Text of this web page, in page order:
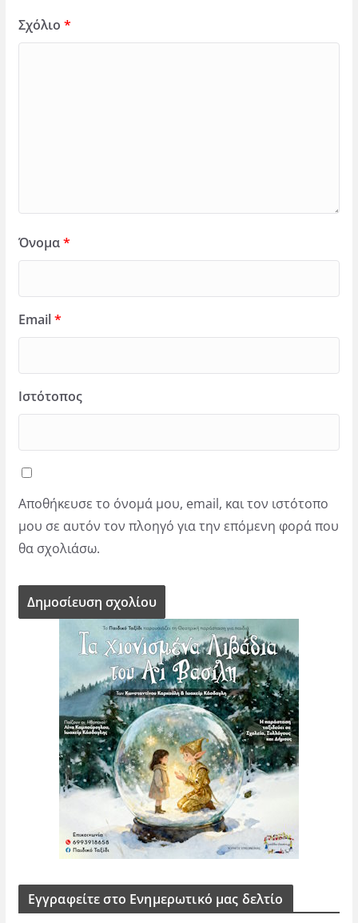
Σχόλιο *
Όνομα*
Email*
Ιστότοπος
Αποθήκευσε το όνομά μου, email, και τον ιστότοπο
μου σε αυτόν τον πλοηγό για την επόμενη φορά που
θα σχολιάσω.
Εγγραφείτε στο Ενημερωτικό μας δελτίο